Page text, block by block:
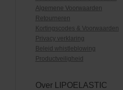
Algemene Voorwaarden
Retourneren
Kortingscodes & Voorwaarden
Privacy verklaring
Beleid whistleblowing
Productveiligheid
Over LIPOELASTIC